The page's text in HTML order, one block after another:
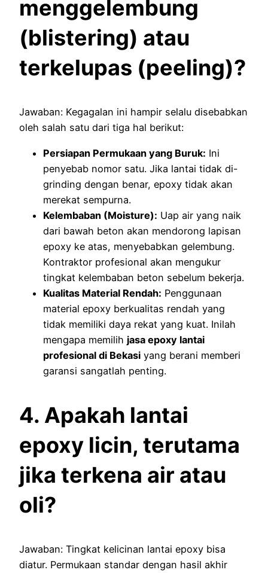
menggelembung
(blistering) atau
terkelupas (peeling)?
Jawaban: Kegagalan ini hampir selalu disebabkan
oleh salah satu dari tiga hal berikut:
Persiapan Permukaan yang Buruk: Ini
penyebab nomor satu. Jika lantai tidak di-
grinding dengan benar, epoxy tidak akan
merekat sempurna.
Kelembaban (Moisture): Uap air yang naik
dari bawah beton akan mendorong lapisan
epoxy ke atas, menyebabkan gelembung.
Kontraktor profesional akan mengukur
tingkat kelembaban beton sebelum bekerja.
Kualitas Material Rendah: Penggunaan
material epoxy berkualitas rendah yang
tidak memiliki daya rekat yang kuat. Inilah
mengapa memilih jasa epoxy lantai
profesional di Bekasi yang berani memberi
garansi sangatlah penting.
4. Apakah lantai
epoxy licin, terutama
jika terkena air atau
oli?
Jawaban: Tingkat kelicinan lantai epoxy bisa
diatur. Permukaan standar dengan hasil akhir